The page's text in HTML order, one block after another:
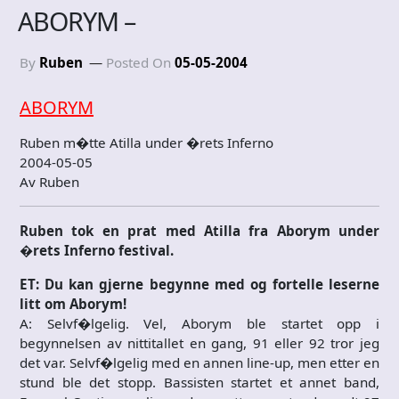
ABORYM –
By Ruben Posted On 05-05-2004
ABORYM
Ruben m�tte Atilla under �rets Inferno
2004-05-05
Av Ruben
Ruben tok en prat med Atilla fra Aborym under
�rets Inferno festival.
ET: Du kan gjerne begynne med og fortelle leserne
litt om Aborym!
A: Selvf�lgelig. Vel, Aborym ble startet opp i
begynnelsen av nittitallet en gang, 91 eller 92 tror jeg
det var. Selvf�lgelig med en annen line-up, men etter en
stund ble det stopp. Bassisten startet et annet band,